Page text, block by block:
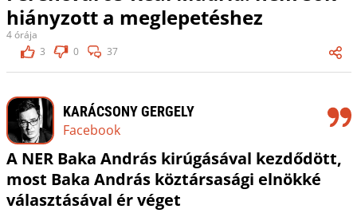
hiányzott a meglepetéshez
4 órája
3
0 37
KARÁCSONY GERGELY
Facebook
A NER Baka András kirúgásával kezdődött,
most Baka András köztársasági elnökké
választásával ér véget